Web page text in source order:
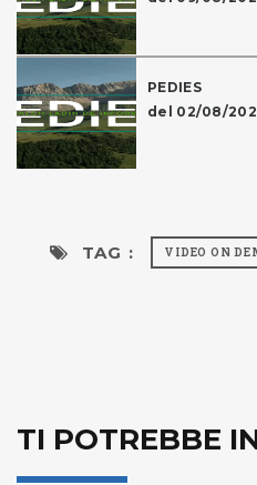
PEDIES
del 02/08/
TAG : VIDEO ON
TI POTREBBE